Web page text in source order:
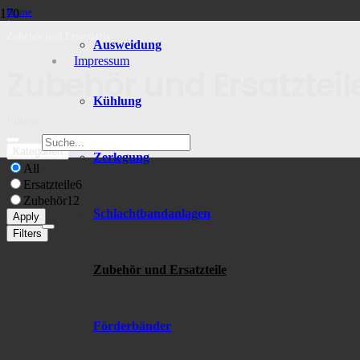
Impressum
Ausweidung
Kühlung
Zerlegung
Schlachtbandanlagen
Zubehör und Ersatzteile
Förderbänder
Home
/
Zubehör und
Kategorien Reset
All
Ersatzteile6
Zubehör12
Apply
Filters